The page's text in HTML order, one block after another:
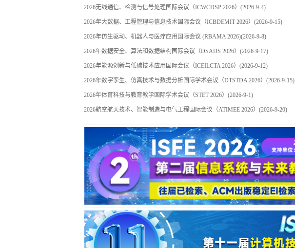
2026无线通信、检测与信号处理国际会议（ICWCDSP 2026） (2026-9-4)
2026年大数据、工程管理与信息技术国际会议（ICBDEMIT 2026） (2026-9-15)
2026年仿生驱动、机器人与医疗应用国际会议 (RBAMA 2026)(2026-9-8)
2026年数据安全、算法和数据结构国际会议（DSADS 2026） (2026-9-17)
2026年能源创新与低碳技术应用国际会议（ICEILCTA 2026） (2026-9-12)
2026年数字孪生、仿真技术与数据分析国际学术会议（DTSTDA 2026） (2026-9-15)
2026年体育科技与教育教学国际学术会议（STET 2026） (2026-9-1)
2026航空航天技术、智能制造与电气工程国际会议（ATIMEE 2026） (2026-9-20)